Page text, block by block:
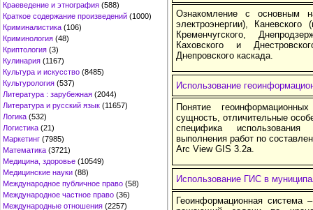
Краеведение и этнография (588)
Краткое содержание произведений (1000)
Криминалистика (106)
Криминология (48)
Криптология (3)
Кулинария (1167)
Культура и искусство (8485)
Культурология (537)
Литература : зарубежная (2044)
Литература и русский язык (11657)
Логика (532)
Логистика (21)
Маркетинг (7985)
Математика (3721)
Медицина, здоровье (10549)
Медицинские науки (88)
Международное публичное право (58)
Международное частное право (36)
Международные отношения (2257)
Ознакомление с основным
электроэнергии),
Кременчугского,
Каховского и
Днепровского каскада.
Использование
Понятие
сущность, отличительные
специфика
выполнения работ по
Arc View GIS 3.2a.
Использование ГИС в
Геоинформационная система